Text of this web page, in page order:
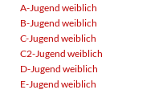
A-Jugend weiblich
B-Jugend weiblich
C-Jugend weiblich
C2-Jugend weiblich
D-Jugend weiblich
E-Jugend weiblich